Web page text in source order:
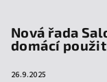
Nová řada
domácí
26.9.2025